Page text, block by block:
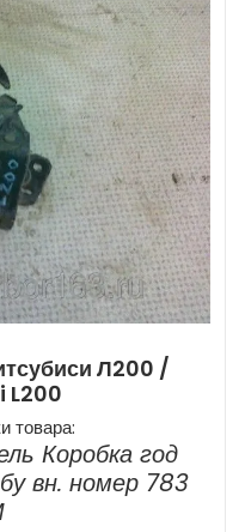
Л200 /
L200
товара:
Коробка год
вн. номер 783